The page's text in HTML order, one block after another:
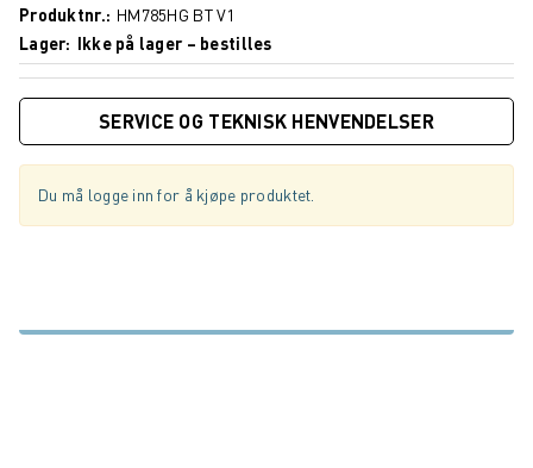
Produktnr.
HM785HG BT V1
Lager
Ikke på lager – bestilles
SERVICE OG TEKNISK HENVENDELSER
Du må logge inn for å kjøpe produktet.